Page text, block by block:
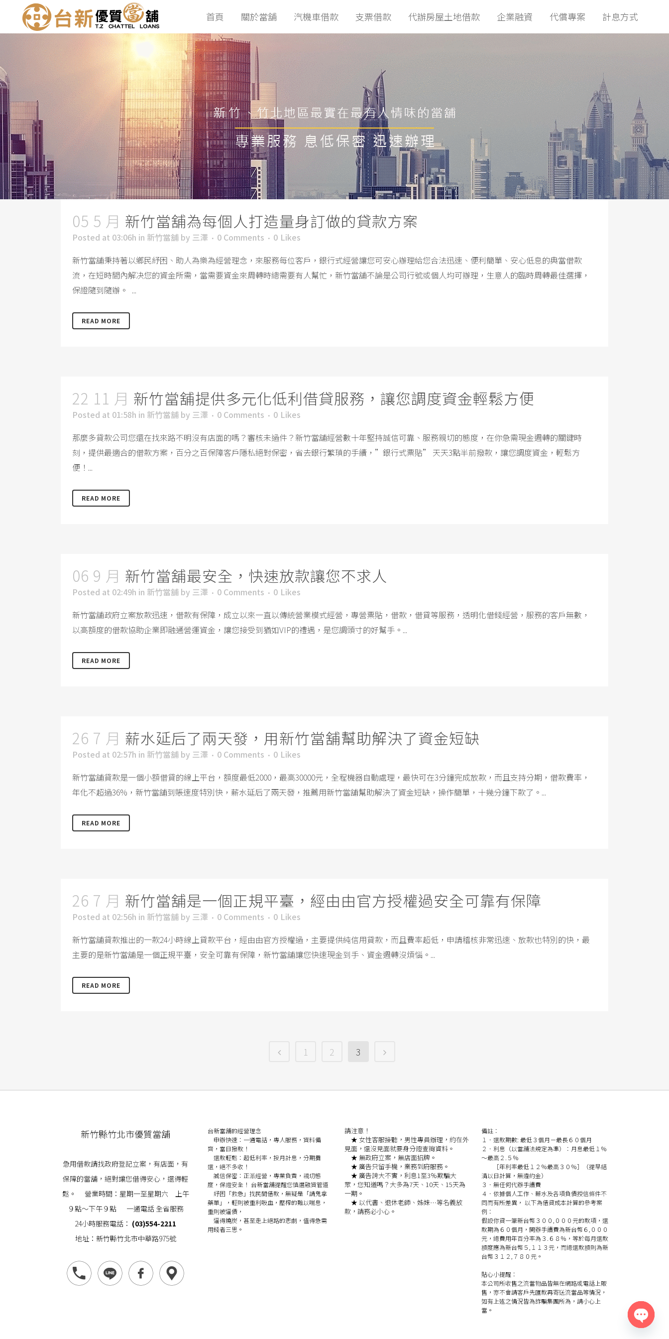
首頁 關於當舖 汽機車借款 支票借款 代辦房屋土地借款 企業融資 代償專案 計息方式
05 5 月 新竹當舖為每個人打造量身訂做的貸款方案
Posted at 03:06h in 新竹當舖 by 三澤 0 Comments 0 Likes
新竹當舖秉持著以鄉民紓困、助人為樂為經營理念，來服務每位客戶，銀行式經營讓您可安心辦理給您合法迅速、便利簡單、安心低息的典當借款
流，在短時間內解决您的資金所需，當需要資金來周轉時總需要有人幫忙，新竹當舖不論是公司行號或個人均可辦理，生意人的臨時周轉最佳選擇，
保證隨到隨辦。 ...
READ MORE
22 11 月 新竹當舖提供多元化低利借貸服務，讓您調度資金輕鬆方便
Posted at 01:58h in 新竹當舖 by 三澤 0 Comments 0 Likes
那麼多貸款公司您還在找來路不明沒有店面的嗎？審核未過件？新竹當舖經營數十年堅持誠信可靠、服務親切的態度，在你急需現金週轉的關鍵時
刻，提供最適合的借款方案，百分之百保障客戶隱私絕對保密，省去銀行繁瑣的手續，”銀行式票貼” 天天3點半前撥款，讓您調度資金，輕鬆方
便！...
READ MORE
06 9 月 新竹當舖最安全，快速放款讓您不求人
Posted at 02:49h in 新竹當舖 by 三澤 0 Comments 0 Likes
新竹當舖政府立案放款迅速，借款有保障，成立以來一直以傳統營業模式經營，專營票貼，借款，借貸等服務，透明化借錢經營，服務的客戶無數，
以高額度的借款協助企業即融通營運資金，讓您接受到猶如VIP的禮遇，是您調頭寸的好幫手。...
READ MORE
26 7 月 薪水延后了兩天發，用新竹當舖幫助解決了資金短缺
Posted at 02:57h in 新竹當舖 by 三澤 0 Comments 0 Likes
新竹當舖貸款是一個小額借貸的線上平台，額度最低2000，最高30000元，全程機器自動處理，最快可在3分鐘完成放款，而且支持分期，借款費率，
年化不超過36%，新竹當舖到賬速度特別快，薪水延后了兩天發，推薦用新竹當舖幫助解決了資金短缺，操作簡單，十幾分鐘下款了。...
READ MORE
26 7 月 新竹當舖是一個正規平臺，經由由官方授權過安全可靠有保障
Posted at 02:56h in 新竹當舖 by 三澤 0 Comments 0 Likes
新竹當舖貸款推出的一款24小時線上貸款平台，經由由官方授權過，主要提供純信用貸款，而且費率超低，申請稽核非常迅速、放款也特別的快，最
主要的是新竹當舖是一個正規平臺，安全可靠有保障，新竹當舖讓您快速現金到手、資金週轉沒煩惱。...
READ MORE
1 2 3
新竹縣竹北市優質當舖
急用借款請找政府登記立案，有店面，有
保障的當舖，絕對讓您借得安心，還得輕
鬆。 營業時間：星期一至星期六 上午
９點～下午９點 一通電話 全省服務
24小時服務電話： (03)554-2211
地址：新竹縣竹北市中華路975號
台新當舖的經營理念
申辦快速： 一通電話，專人服務，資料備
齊，當日撥款！
還款輕鬆： 超低利率，按月計息，分期攤
還，絕不多收！
誠信保密： 正派經營，專業負責，親切態
度，保證安全！ 台新當舖提醒您慎選融資管道
紓困「救急」找民間借款，無疑是「請鬼拿
藥單」，輕則被重利吸血，壓榨的難以喘息，
重則被逼債，
逼得燒炭，甚至走上絕路的悲劇，值得急需
用錢者三思。
請注意！
★女性客服接聽，男性專員辦理，約在外
見面，還沒見面就要身分證查詢資料。
★無政府立案，無店面招牌。
★ 廣告只留手機，業務到府服務。
★ 廣告誇大不實，利息1至3％欺騙大
眾，您知道嗎？大多為7天、10天、15天為
一期。
★以代書、退休老師、姊妹…等名義放
款，請務必小心。
備註：
１．還款期數: 最低３個月－最長６０個月
２．利息（以當舖法規定為準）：月息最低１％
～最高２.５％
［年利率最低１２％最高３０％］（提早結
清以日計算，無違約金）
３．無任何代辦手續費
４．依據個人工作、薪水及各項負債授信條件不
同而有所差異， 以下為借貸成本計算的參考案
例：
假設你貸一筆新台幣３００,０００元的款項，還
款期為６０個月，開辦手續費為新台幣６,０００
元，總費用年百分率為３.６８％，等於每月還款
額度應為新台幣５,１１３元，而總還款額則為新
台幣３１２,７８０元。
貼心小提醒：
本公司所收售之流當物品皆無在網路或電話上販
售，亦不會請客戶先匯款再寄送流當品等情況，
如有上述之情況皆為詐騙集團所為，請小心上
當。